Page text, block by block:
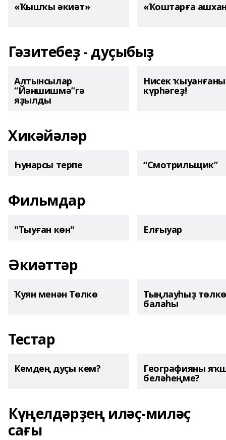
«Ҡышҡы әкиәт» «Ҡоштарға
Гәзитебеҙ - дуҫыбыҙ
Алтынсылар
“Йәншишмә”гә
яҙылды
Нисек
күрһәгеҙ!
Хикәйәләр
Һунарсы терпе “Смотрильщик”
Фильмдар
"Тыуған көн" Елғыуар
Әкиәттәр
Ҡуян менән Төлкө Тыңлауһыҙ төлкө
балаһы
Тестар
Кемдең дуҫы кем? Географияны
беләһеңме?
Күңелдәрҙең иләҫ-миләҫ
сағы